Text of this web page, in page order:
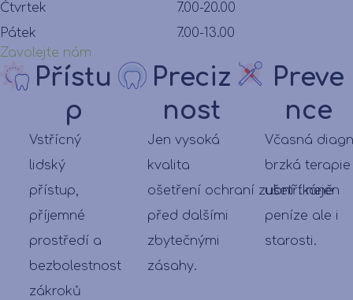
Čtvrtek
7.00-20.00
Pátek
7.00-13.00
Zavolejte nám
Přístu
p
Vstřícný
lidský
přístup,
příjemné
prostředí a
bezbolestnost
zákroků
Preciz
nost
Jen vysoká
kvalita
ošetření ochraní zubní tkáně
před dalšími
zbytečnými
zásahy.
Preve
nce
Včasná
brzká
ušetří nejen
peníze ale i
starosti.